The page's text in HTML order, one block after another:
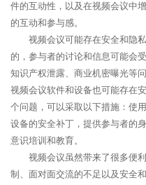
件的互动性，以及在视频会议中
的互动和参与感。
视频会议可能存在安全和隐
的，参与者的讨论和信息可能会
知识产权泄露、商业机密曝光等
视频会议软件和设备也可能存在
个问题，可以采取以下措施：使
设备的安全补丁，提供参与者的
意识培训和教育。
视频会议虽然带来了很多便
制、面对面交流的不足以及安全